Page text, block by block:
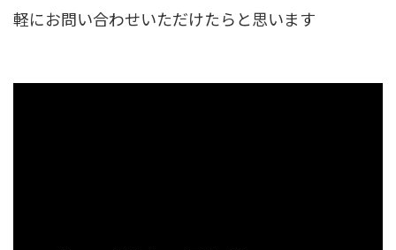
軽にお問い合わせいただけたらと思います